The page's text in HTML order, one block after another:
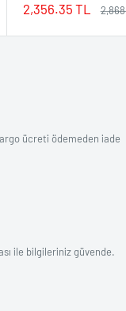
İndirimli
2,356.35 TL
ücreti ödemeden iade
ile bilgileriniz güvende.